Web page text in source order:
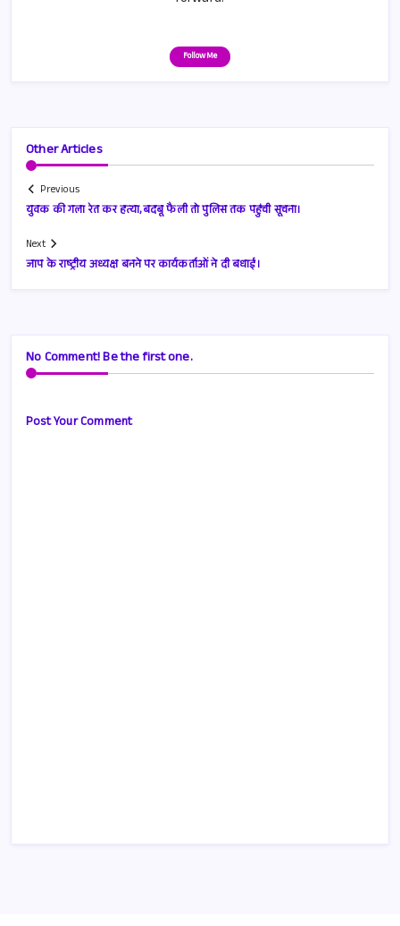
Follow Me
Other Articles
Previous
युवक की गला रेत कर हत्या,बदबू फैली तो पुलिस तक पहुंची सूचना।
Next
जाप के राष्ट्रीय अध्यक्ष बनने पर कार्यकर्ताओं ने दी बधाई।
No Comment! Be the first one.
Post Your Comment